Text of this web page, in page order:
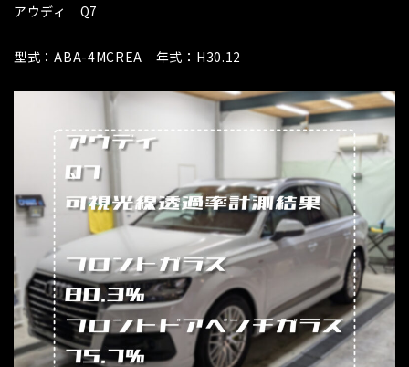
アウディ Q7
型式：ABA-4MCREA 年式：H30.12